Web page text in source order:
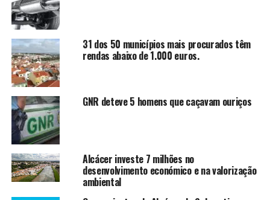
31 dos 50 municípios mais procurados têm
rendas abaixo de 1.000 euros.
GNR deteve 5 homens que caçavam ouriços
Alcácer investe 7 milhões no
desenvolvimento económico e na valorização
ambiental